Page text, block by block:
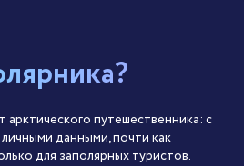
арктического путешественника: с
данными, почти как
для заполярных туристов.